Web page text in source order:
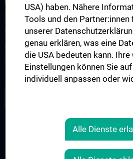
Overview
Research Groups
Referenzlabor
Virus-Epidemiologie
USA) haben. Nähere
Tools und den Partner:innen
unserer
genau erklären, was eine
die USA bedeuten kann. Ihre
Einstellungen können Sie
individuell anpassen oder
Alle Dienste